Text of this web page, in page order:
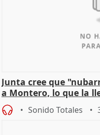
Junta cree que
a Montero, lo que la
Sonido Totales